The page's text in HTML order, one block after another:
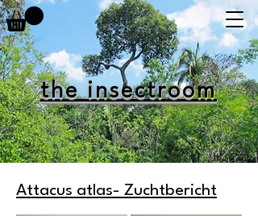
the insectroom
Attacus atlas- Zuchtbericht